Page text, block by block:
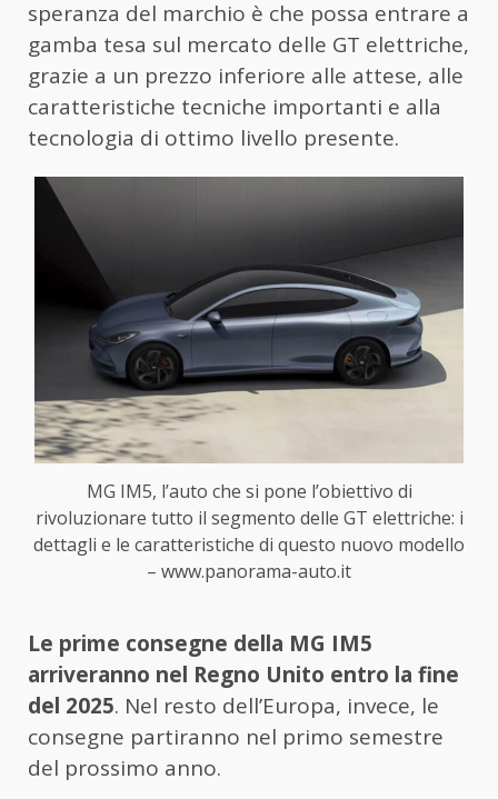
speranza del marchio è che possa entrare a
gamba tesa sul mercato delle GT elettriche,
grazie a un prezzo inferiore alle attese, alle
caratteristiche tecniche importanti e alla
tecnologia di ottimo livello presente.
MG IM5, l’auto che si pone l’obiettivo di
rivoluzionare tutto il segmento delle GT elettriche: i
dettagli e le caratteristiche di questo nuovo modello
– www.panorama-auto.it
Le prime consegne della MG IM5
arriveranno nel Regno Unito entro la fine
del 2025. Nel resto dell’Europa, invece, le
consegne partiranno nel primo semestre
del prossimo anno.